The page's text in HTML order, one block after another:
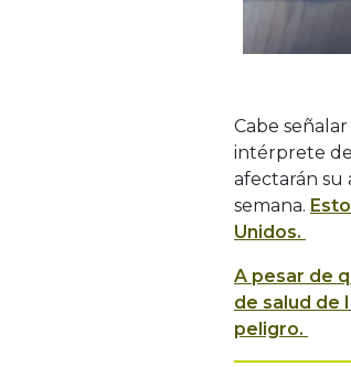
Cabe
intérprete de
afectarán su
semana.
Unidos.
A pesar de
de salud de
peligro.